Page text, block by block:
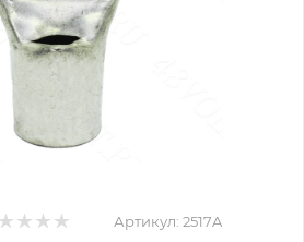
Артикул: 2517A